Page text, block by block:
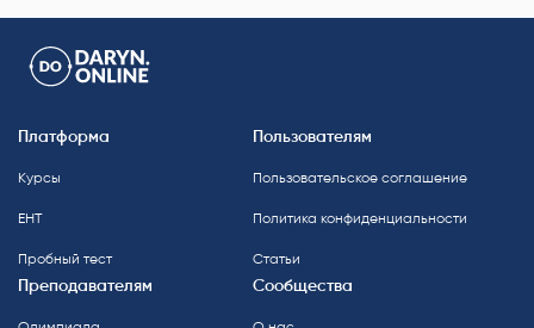
Платформа
Курсы
ЕНТ
Пробный тест
Пользователям
Пользовательское соглашение
Политика конфиденциальности
Статьи
Преподавателям Сообщества